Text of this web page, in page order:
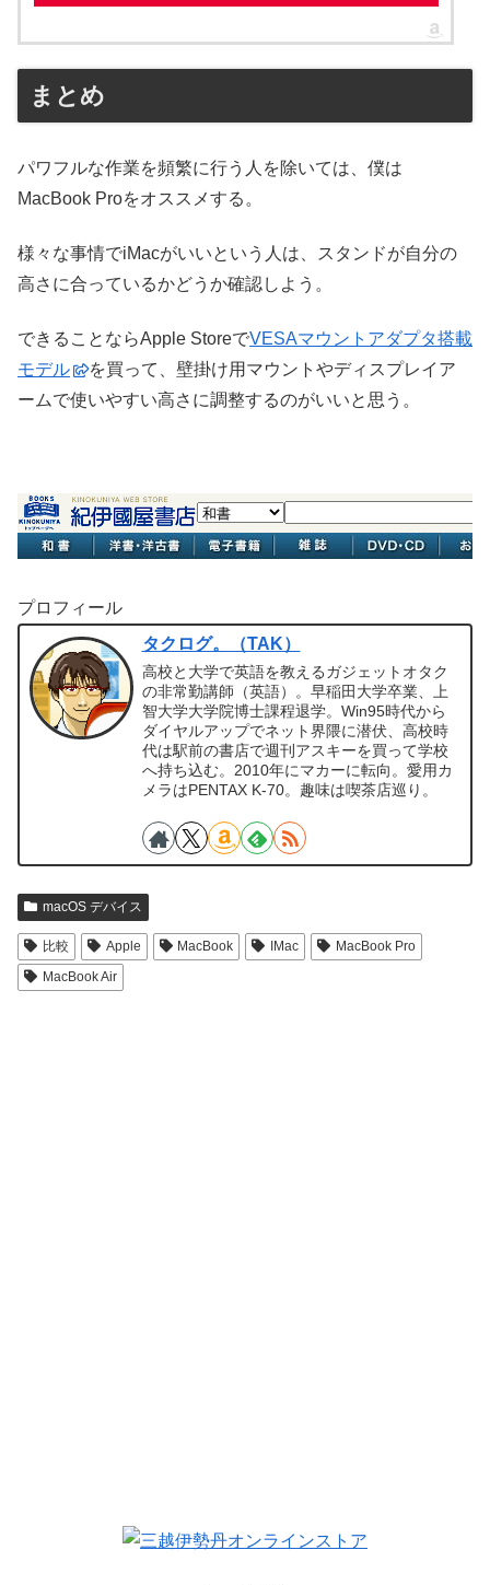
まとめ
パワフルな作業を頻繁に行う人を除いては、僕は
MacBook Proをオススメする。
様々な事情でiMacがいいという人は、スタンドが自分の
高さに合っているかどうか確認しよう。
できることならApple StoreでVESAマウントアダプタ搭載
モデル
を買って、壁掛け用マウントやディスプレイア
ームで使いやすい高さに調整するのがいいと思う。
プロフィール
タクログ。（TAK）
高校と大学で英語を教えるガジェットオタク
の非常勤講師（英語）。早稲田大学卒業、上
智大学大学院博士課程退学。Win95時代から
ダイヤルアップでネット界隈に潜伏、高校時
代は駅前の書店で週刊アスキーを買って学校
へ持ち込む。2010年にマカーに転向。愛用カ
メラはPENTAX K-70。趣味は喫茶店巡り。
macOS デバイス
比較 Apple MacBook IMac
MacBook Pro
MacBook Air